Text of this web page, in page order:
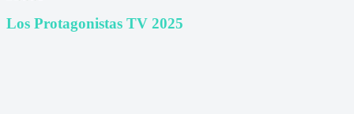
Los Protagonistas TV 2025